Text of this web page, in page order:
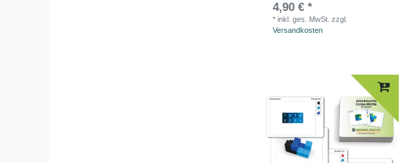
4,90 € *
*inkl. ges. MwSt. zzgl.
Versandkosten